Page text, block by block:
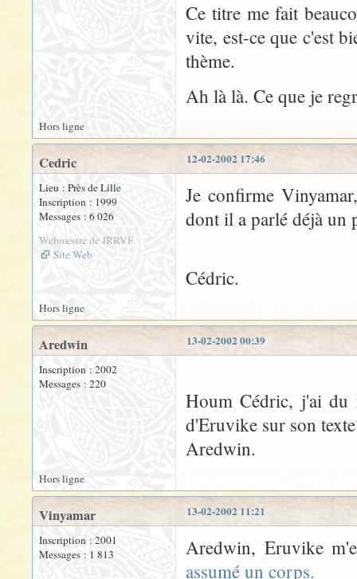
Ce titre me fait
vite, est-ce que c'est
thème.
Ah là là. Ce que je
Hors ligne
12-02-2002 17:46
Cedric
Lieu : Près de Lille
Inscription : 1999
Messages : 6 026
Webmestre de JRRVF
Site Web
Je confirme
dont il a parlé déjà un
Cédric.
Hors ligne
13-02-2002 00:39
Aredwin
Inscription : 2002
Messages : 220
Houm Cédric, j'ai du
d'Eruvike sur son
Aredwin.
Hors ligne
13-02-2002 11:21
Vinyamar
Inscription : 2001
Messages : 1 813
Aredwin, Eruvike
assumé un corps.